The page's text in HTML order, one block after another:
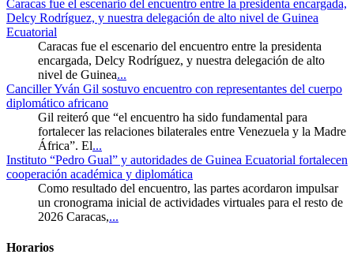
Caracas fue el escenario del encuentro entre la presidenta encargada,
Delcy Rodríguez, y nuestra delegación de alto nivel de Guinea
Ecuatorial
Caracas fue el escenario del encuentro entre la presidenta
encargada, Delcy Rodríguez, y nuestra delegación de alto
nivel de Guinea...
Canciller Yván Gil sostuvo encuentro con representantes del cuerpo
diplomático africano
Gil reiteró que “el encuentro ha sido fundamental para
fortalecer las relaciones bilaterales entre Venezuela y la Madre
África”. El...
Instituto “Pedro Gual” y autoridades de Guinea Ecuatorial fortalecen
cooperación académica y diplomática
Como resultado del encuentro, las partes acordaron impulsar
un cronograma inicial de actividades virtuales para el resto de
2026 Caracas,...
Horarios